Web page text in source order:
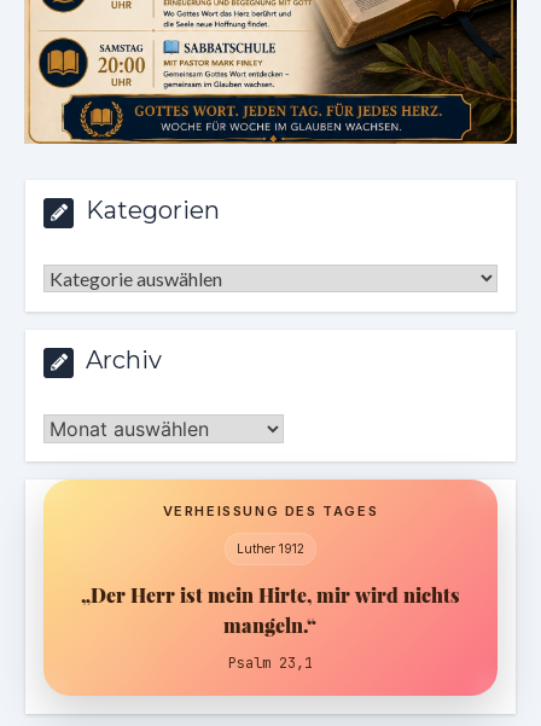
Kategorien
Kategorien
Archiv
Archiv
VERHEISSUNG DES TAGES
Luther 1912
„Der Herr ist mein Hirte, mir wird nichts
mangeln.“
Psalm 23,1